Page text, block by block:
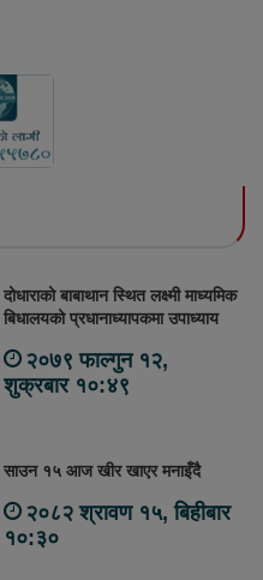
दोधाराको बाबाथान स्थित लक्ष्मी माध्यमिक
बिधालयको प्रधानाध्यापकमा उपाध्याय
२०७९ फाल्गुन १२,
शुक्रबार १०:४९
साउन १५ आज खीर खाएर मनाइँदै
२०८२ श्रावण १५, बिहीबार
१०:३०